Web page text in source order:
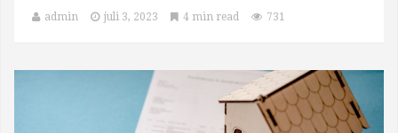
admin juli 3, 2023 4 min read 731